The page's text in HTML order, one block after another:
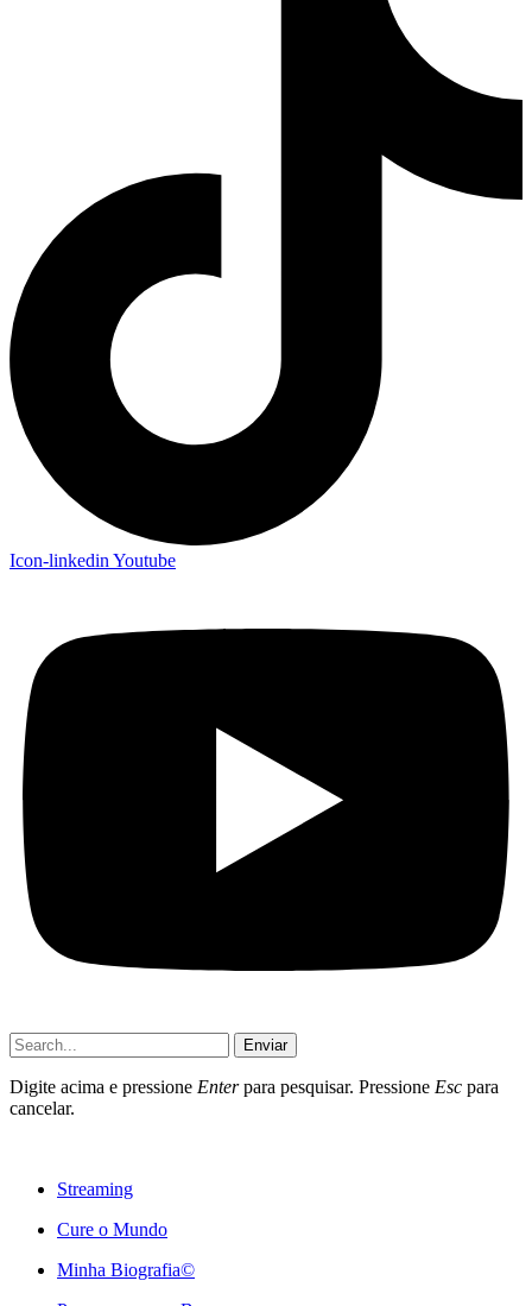
Icon-linkedin Youtube
Enviar
Digite acima e pressione Enterpara pesquisar. Pressione Esc para
cancelar.
Streaming
Cure o Mundo
Minha Biografia©